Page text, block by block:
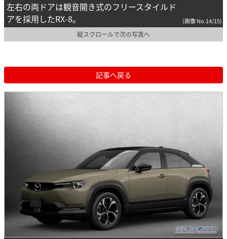
左右の両ドアは観音開き式のフリースタイルド
アを採用したRX-8。
(画像 No.14/15)
縦スクロールで次の写真へ
記事へ戻る